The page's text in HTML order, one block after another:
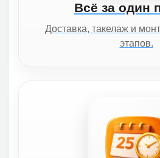
Всё за один
Доставка, такелаж и
этапов.